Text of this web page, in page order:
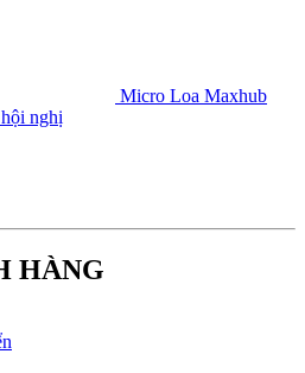
Micro Loa Maxhub
nghị
HÀNG